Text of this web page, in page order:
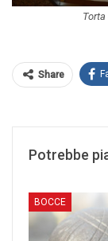
Torta
Share
Potrebbe
BOCCE